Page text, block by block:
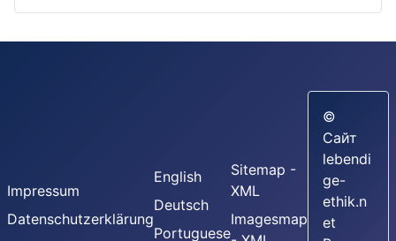
Impressum
Datenschutzerklärung
English
Deutsch
Portuguese
Sitemap -
XML
Imagesmap
©
Сайт
lebendi
ge-
ethik.n
et